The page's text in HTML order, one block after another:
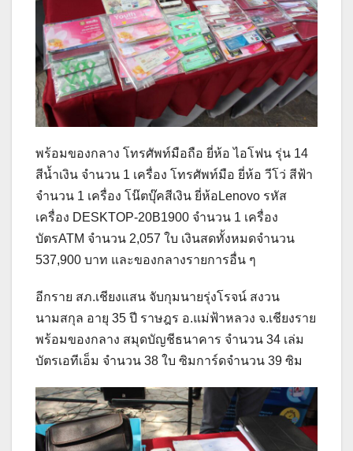
พร้อมของกลาง โทรศัพท์มือถือ ยี่ห้อ ไอโฟน รุ่น 14
สีน้ำเงิน จำนวน 1 เครื่อง โทรศัพท์มือ ยี่ห้อ วีโว่ สีฟ้า
จำนวน 1 เครื่อง โน๊ตบุ๊คสีเงิน ยี่ห้อLenovo รหัส
เครื่อง DESKTOP-20B1900 จำนวน 1 เครื่อง
บัตรATM จำนวน 2,057 ใบ เงินสดทั้งหมดจำนวน
537,900 บาท และของกลางรายการอื่น ๆ
อีกราย สภ.เชียงแสน จับกุมนายรุ่งโรจน์ สงวน
นามสกุล อายุ 35 ปี ราษฎร อ.แม่ฟ้าหลวง จ.เชียงราย
พร้อมของกลาง สมุดบัญชีธนาคาร จำนวน 34 เล่ม
บัตรเอทีเอ็ม จำนวน 38 ใบ ซิมการ์ดจำนวน 39 ซิม